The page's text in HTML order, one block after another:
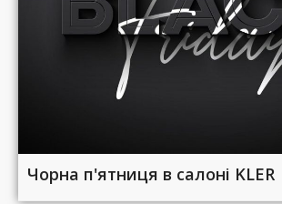
Чорна п'ятниця в салоні KLER